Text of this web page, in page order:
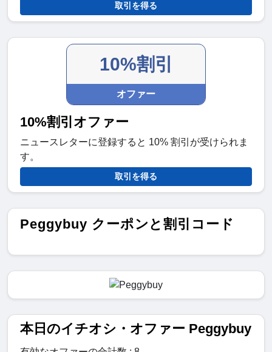
取引を得る
10%割引
オファー
10%割引オファー
ニュースレターに登録すると 10% 割引が受けられま
す。
取引を得る
Peggybuy クーポンと割引コード
本日のイチオシ・オファー Peggybuy